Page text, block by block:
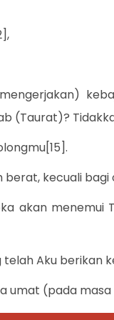
(Taurat)?
kecuali
akan menemui
Aku berikan
umat (pada masa